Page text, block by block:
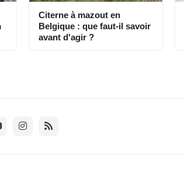
Citerne à mazout en
Belgique : que faut-il savoir
avant d'agir ?